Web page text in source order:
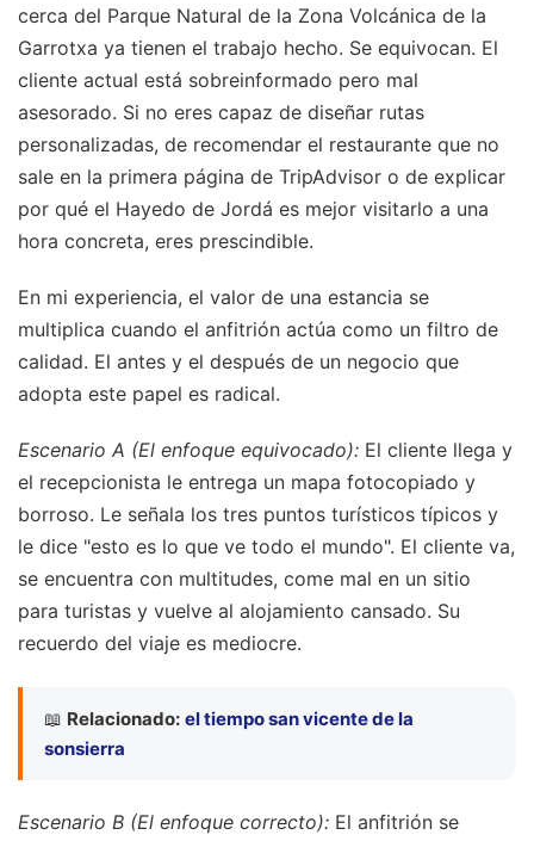
cerca del Parque Natural de la Zona Volcánica de la
Garrotxa ya tienen el trabajo hecho. Se equivocan. El
cliente actual está sobreinformado pero mal
asesorado. Si no eres capaz de diseñar rutas
personalizadas, de recomendar el restaurante que no
sale en la primera página de TripAdvisor o de explicar
por qué el Hayedo de Jordá es mejor visitarlo a una
hora concreta, eres prescindible.
En mi experiencia, el valor de una estancia se
multiplica cuando el anfitrión actúa como un filtro de
calidad. El antes y el después de un negocio que
adopta este papel es radical.
Escenario A (El enfoque equivocado): El cliente llega y
el recepcionista le entrega un mapa fotocopiado y
borroso. Le señala los tres puntos turísticos típicos y
le dice "esto es lo que ve todo el mundo". El cliente va,
se encuentra con multitudes, come mal en un sitio
para turistas y vuelve al alojamiento cansado. Su
recuerdo del viaje es mediocre.
📖 Relacionado: el tiempo san vicente de la
sonsierra
Escenario B (El enfoque correcto): El anfitrión se